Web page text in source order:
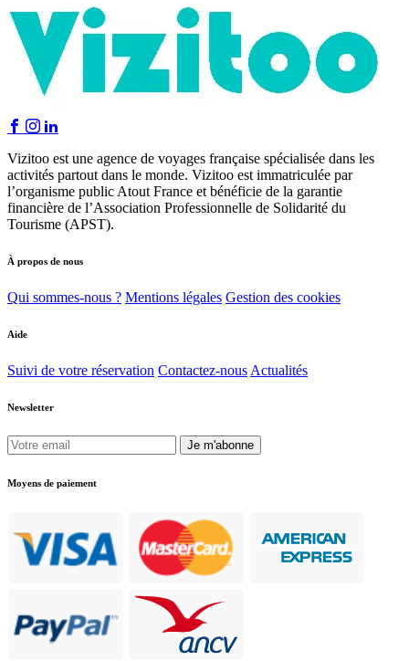
Vizitoo est une agence de voyages française spécialisée dans les
activités partout dans le monde. Vizitoo est immatriculée par
l’organisme public Atout France et bénéficie de la garantie
financière de l’Association Professionnelle de Solidarité du
Tourisme (APST).
À propos de nous
Qui sommes-nous ? Mentions légales Gestion des cookies
Aide
Suivi de votre réservation Contactez-nous Actualités
Newsletter
Je m'abonne
Moyens de paiement